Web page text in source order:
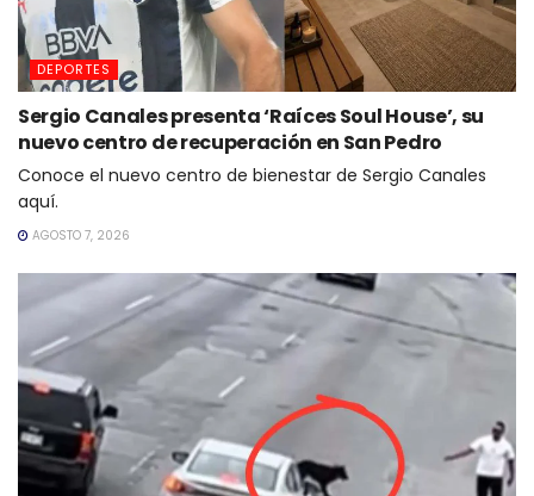
DEPORTES
Sergio Canales presenta ‘Raíces Soul House’, su
nuevo centro de recuperación en San Pedro
Conoce el nuevo centro de bienestar de Sergio Canales
aquí.
AGOSTO 7, 2026